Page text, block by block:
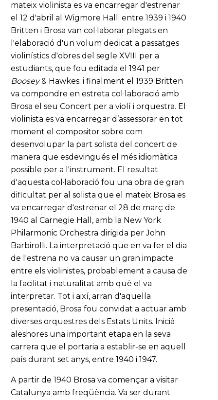
mateix violinista es va encarregar d'estrenar
el 12 d'abril al Wigmore Hall; entre 1939 i 1940
Britten i Brosa van col·laborar plegats en
l'elaboració d'un volum dedicat a passatges
violinístics d'obres del segle XVIII per a
estudiants, que fou editada el 1941 per
Boosey& Hawkes; i finalment el 1939 Britten
va compondre en estreta col·laboració amb
Brosa el seu Concert per a violí i orquestra. El
violinista es va encarregar d’assessorar en tot
moment el compositor sobre com
desenvolupar la part solista del concert de
manera que esdevingués el més idiomàtica
possible per a l'instrument. El resultat
d'aquesta col·laboració fou una obra de gran
dificultat per al solista que el mateix Brosa es
va encarregar d'estrenar el 28 de març de
1940 al Carnegie Hall, amb la New York
Philarmonic Orchestra dirigida per John
Barbirolli. La interpretació que en va fer el dia
de l'estrena no va causar un gran impacte
entre els violinistes, probablement a causa de
la facilitat i naturalitat amb què el va
interpretar. Tot i així, arran d'aquella
presentació, Brosa fou convidat a actuar amb
diverses orquestres dels Estats Units. Inicià
aleshores una important etapa en la seva
carrera que el portaria a establir-se en aquell
país durant set anys, entre 1940 i 1947.
A partir de 1940 Brosa va començar a visitar
Catalunya amb freqüència. Va ser durant